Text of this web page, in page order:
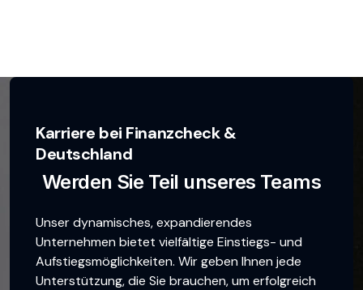
Karriere bei Finanzcheck &
Deutschland
Werden Sie Teil unseres Teams
Unser dynamisches, expandierendes
Unternehmen bietet vielfältige Einstiegs- und
Aufstiegsmöglichkeiten. Wir geben Ihnen jede
Unterstützung, die Sie brauchen, um erfolgreich